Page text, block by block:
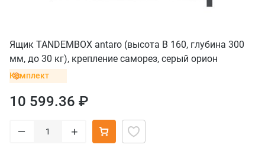
Ящик TANDEMBOX antaro (высота B 160, глубина 300
мм, до 30 кг), крепление саморез, серый орион
Комплект
10 599.36 ₽
– +